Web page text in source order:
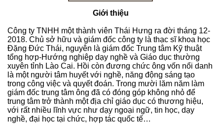
Giới thiệu
Công ty TNHH một thành viên Thái Hưng ra đời tháng 12-
2018. Chủ sở hữu và giám đốc công ty là thạc sĩ khoa học
Đặng Đức Thái, nguyên là giám đốc Trung tâm Kỹ thuật
tổng hợp-Hướng nghiệp dạy nghề và Giáo dục thường
xuyên tỉnh Lào Cai. Hồi còn đương chức ông vốn nổi danh
là một người tâm huyết với nghề, năng động sáng tạo
trong công việc và quyết đoán. Trong mười lăm năm làm
giám đốc trung tâm ông đã có đóng góp không nhỏ để
trung tâm trở thành một địa chỉ giáo dục có thương hiệu,
với rất nhiều lĩnh vực như dạy ngoại ngữ, tin học, dạy
nghề, đại học tại chức, hợp tác quốc tế…